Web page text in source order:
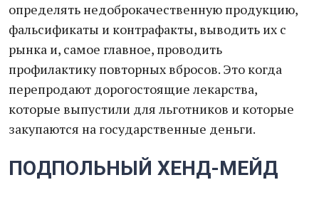
определять недоброкачественную продукцию,
фальсификаты и контрафакты, выводить их с
рынка и, самое главное, проводить
профилактику повторных вбросов. Это когда
перепродают дорогостоящие лекарства,
которые выпустили для льготников и которые
закупаются на государственные деньги.
ПОДПОЛЬНЫЙ ХЕНД-МЕЙД